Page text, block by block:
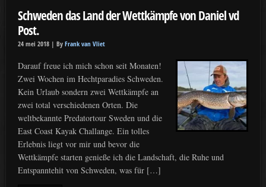
Schweden das Land der Wettkämpfe von Daniel vd
Post.
24 mei 2018 | By Frank van Vliet
Darauf freue ich mich schon seit Monaten!
Zwei Wochen im Hechtparadies Schweden.
Kein Urlaub sondern zwei Wettkämpfe an
zwei total verschiedenen Orten. Die
weltbekannte Predatortour Sweden und die
East Coast Kayak Challange. Ein tolles
Erlebnis liegt vor mir und bevor die
Wettkämpfe starten genieße ich die Landschaft, die Ruhe und
Entspanntehit von Schweden, was für […]